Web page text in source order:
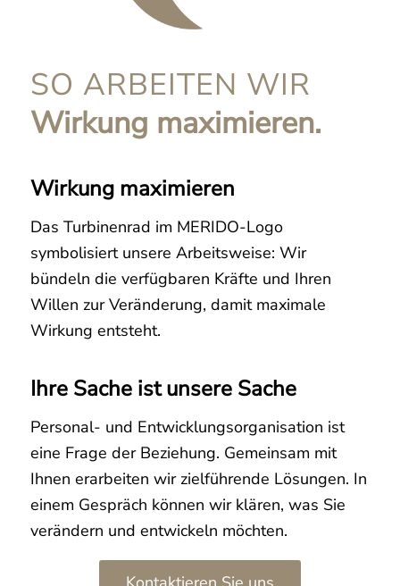
SO ARBEITEN WIR
Wirkung maximieren.
Wirkung maximieren
Das Turbinenrad im MERIDO-Logo
symbolisiert unsere Arbeitsweise: Wir
bündeln die verfügbaren Kräfte und Ihren
Willen zur Veränderung, damit maximale
Wirkung entsteht.
Ihre Sache ist unsere Sache
Personal- und Entwicklungsorganisation ist
eine Frage der Beziehung. Gemeinsam mit
Ihnen erarbeiten wir zielführende Lösungen. In
einem Gespräch können wir klären, was Sie
verändern und entwickeln möchten.